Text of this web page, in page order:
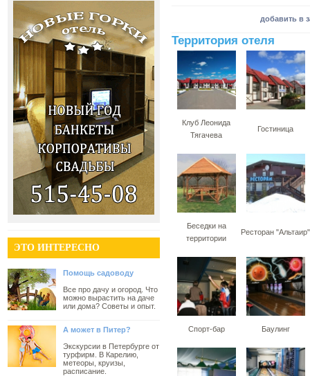
ЭТО ИНТЕРЕСНО
Помощь садоводу
Все про дачу и огород. Что
можно вырастить на даче
или дома? Советы и опыт.
А может в Питер?
Экскурсии в Петербурге от
турфирм. В Карелию,
метеоры, круизы,
расписание.
добавить в
Территория отеля
Клуб Леонида
Тягачева
Гостиница
Беседки на
территории
Ресторан "Альтаир"
Спорт-бар Баулинг